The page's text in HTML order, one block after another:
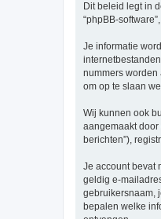
Dit beleid legt in
“phpBB-
Je informatie
nummers worden
om op te slaan
Wij kunnen ook
aangemaakt
berichten”),
Je account bevat
geldig e-
gebruikersnaam,
bepalen welke